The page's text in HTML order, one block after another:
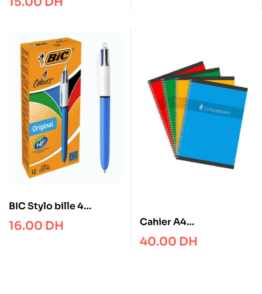
MAPED
BIC Stylo bille 4
couleurs rétractables
Classique
16.00 DH
Cahier A4
CONQUERANT – 5×5 –
180p . 70g
40.00 DH